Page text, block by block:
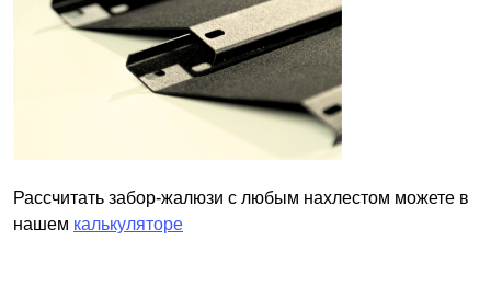
Рассчитать забор-жалюзи с любым нахлестом можете в
нашем калькуляторе